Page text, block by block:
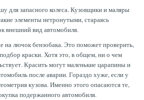
для запасного колеса. Кузовщики и маляры
элементы нетронутыми, стараясь
внешний вид автомобиля.
на лючок бензобака. Это поможет проверить,
краски. Хотя это, в общем, ни о чем
Красить могут маленькие царапины и
после аварии. Гораздо хуже, если у
кузова. Именно этого опасаются те,
подержанного автомобиля.